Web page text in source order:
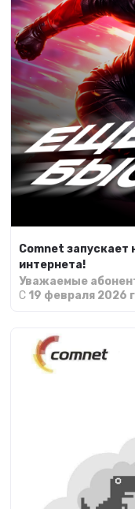
Comnet
интернета!
Уважаемые
С 19 февраля 2026